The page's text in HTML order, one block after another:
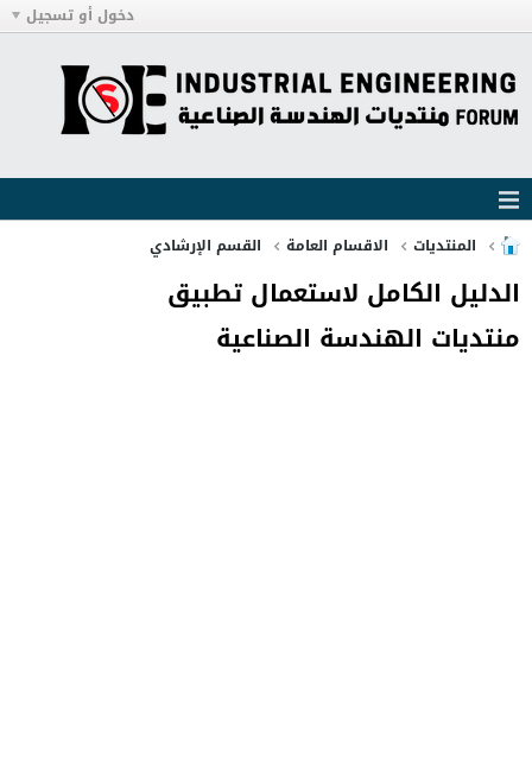
دخول أو تسجيل
المنتديات الاقسام العامة القسم الإرشادي
الدليل الكامل لاستعمال تطبيق
منتديات الهندسة الصناعية